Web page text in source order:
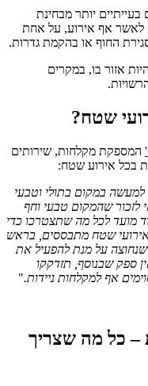
יותר מבחינת
לאשר אף אירוע, על אחת
החוף או בהקמת גדרות.
אזור בו, במקרים
שטח?
' המספקת מקלחות, שירותים
בכל אירוע שטח:
במקום בתולי וטבעי
שהמקום טבעי וחף
מועד לכל מה שתצטרכו כדי
שטח מתבססים, בראש
על מנת להפעיל את
ספק שבנוסף, תזדקקו
אף למקלחות ניידות."
– כל מה שצריך